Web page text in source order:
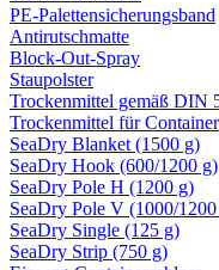
PE-Palettensicherungsband
Antirutschmatte
Block-Out-Spray
Staupolster
Trockenmittel gemäß DIN
Trockenmittel für Container
SeaDry Blanket (1500 g)
SeaDry Hook (600/1200 g)
SeaDry Pole H (1200 g)
SeaDry Pole V (1000/
SeaDry Single (125 g)
SeaDry Strip (750 g)